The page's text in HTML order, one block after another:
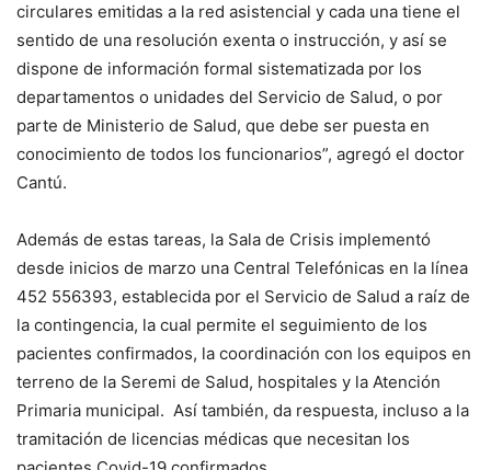
circulares emitidas a la red asistencial y cada una tiene el
sentido de una resolución exenta o instrucción, y así se
dispone de información formal sistematizada por los
departamentos o unidades del Servicio de Salud, o por
parte de Ministerio de Salud, que debe ser puesta en
conocimiento de todos los funcionarios”, agregó el doctor
Cantú.
Además de estas tareas, la Sala de Crisis implementó
desde inicios de marzo una Central Telefónicas en la línea
452 556393, establecida por el Servicio de Salud a raíz de
la contingencia, la cual permite el seguimiento de los
pacientes confirmados, la coordinación con los equipos en
terreno de la Seremi de Salud, hospitales y la Atención
Primaria municipal. Así también, da respuesta, incluso a la
tramitación de licencias médicas que necesitan los